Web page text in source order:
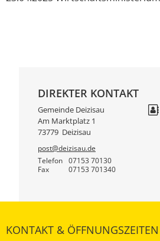
DIREKTER KONTAKT
Gemeinde Deizisau
Am Marktplatz 1
73779 Deizisau
post@deizisau.de
Telefon
07153 70130
Fax 07153 701340
KONTAKT & ÖFFNUNGSZEITEN